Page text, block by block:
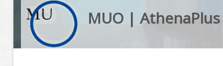
MUO | AthenaPlus